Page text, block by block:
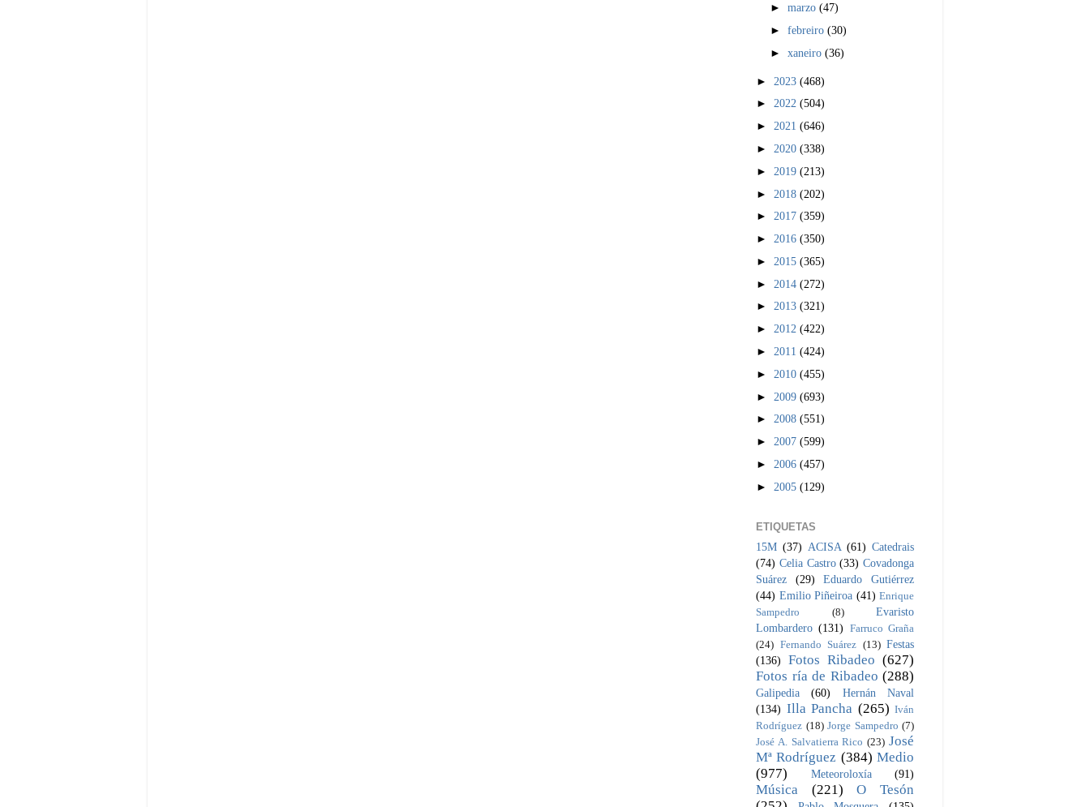
►marzo(47)
►febreiro(30)
►xaneiro(36)
► 2023 (468)
► 2022 (504)
► 2021 (646)
► 2020 (338)
► 2019 (213)
► 2018 (202)
► 2017 (359)
► 2016 (350)
► 2015 (365)
► 2014 (272)
► 2013 (321)
► 2012 (422)
► 2011 (424)
► 2010 (455)
► 2009 (693)
► 2008 (551)
► 2007 (599)
► 2006 (457)
► 2005 (129)
ETIQUETAS
15M (37) ACISA (61) Catedrais
(74) Celia Castro (33) Covadonga
Suárez
(29)
Eduardo Gutiérrez
(44) Emilio Piñeiroa (41) Enrique
Sampedro
(8)
Evaristo
Lombardero (131) Farruco Graña
(24) Fernando Suárez (13) Festas
(136)
Fotos Ribadeo (627)
Fotos ría de Ribadeo (288)
Galipedia (60)
Hernán Naval
(134) Illa Pancha (265) Iván
Rodríguez (18) Jorge Sampedro (7)
José A. Salvatierra Rico (23) José
Mª Rodríguez (384) Medio
(977)
Meteoroloxía (91)
Música (221)
O Tesón